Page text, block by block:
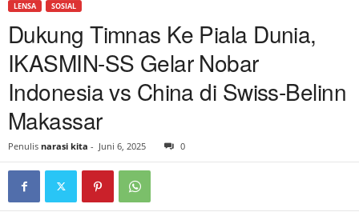
LENSA SOSIAL
Dukung Timnas Ke Piala Dunia,
IKASMIN-SS Gelar Nobar
Indonesia vs China di Swiss-Belinn
Makassar
Penulis narasi kita - Juni 6, 2025 0